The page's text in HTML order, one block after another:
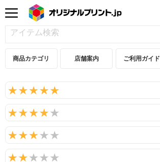
商品カテゴリ 店舗案内 ご利用ガイド